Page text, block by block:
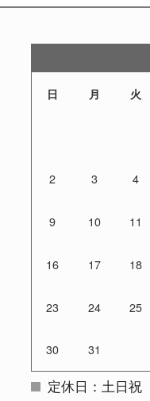
日 月 火
2 3 4
9 10 11
16 17 18
23 24 25
30 31
定休日：土日祝